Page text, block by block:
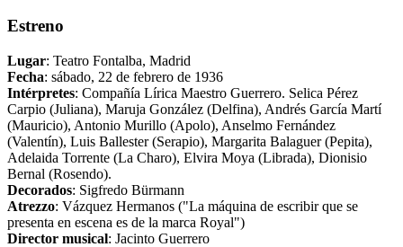
Estreno
Lugar: Teatro Fontalba, Madrid
Fecha: sábado, 22 de febrero de 1936
Intérpretes: Compañía Lírica Maestro Guerrero. Selica Pérez
Carpio (Juliana), Maruja González (Delfina), Andrés García Martí
(Mauricio), Antonio Murillo (Apolo), Anselmo Fernández
(Valentín), Luis Ballester (Serapio), Margarita Balaguer (Pepita),
Adelaida Torrente (La Charo), Elvira Moya (Librada), Dionisio
Bernal (Rosendo).
Decorados: Sigfredo Bürmann
Atrezzo: Vázquez Hermanos ("La máquina de escribir que se
presenta en escena es de la marca Royal")
Director musical: Jacinto Guerrero